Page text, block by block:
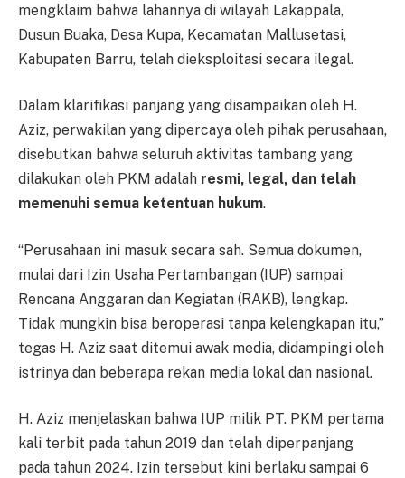
mengklaim bahwa lahannya di wilayah Lakappala,
Dusun Buaka, Desa Kupa, Kecamatan Mallusetasi,
Kabupaten Barru, telah dieksploitasi secara ilegal.
Dalam klarifikasi panjang yang disampaikan oleh H.
Aziz, perwakilan yang dipercaya oleh pihak perusahaan,
disebutkan bahwa seluruh aktivitas tambang yang
dilakukan oleh PKM adalah resmi, legal, dan telah
memenuhi semua ketentuan hukum.
“Perusahaan ini masuk secara sah. Semua dokumen,
mulai dari Izin Usaha Pertambangan (IUP) sampai
Rencana Anggaran dan Kegiatan (RAKB), lengkap.
Tidak mungkin bisa beroperasi tanpa kelengkapan itu,”
tegas H. Aziz saat ditemui awak media, didampingi oleh
istrinya dan beberapa rekan media lokal dan nasional.
H. Aziz menjelaskan bahwa IUP milik PT. PKM pertama
kali terbit pada tahun 2019 dan telah diperpanjang
pada tahun 2024. Izin tersebut kini berlaku sampai 6